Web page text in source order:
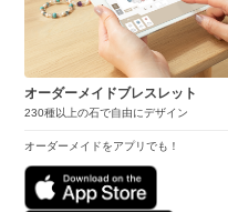
オーダーメイドブレスレット
230種以上の石で自由にデザイン
オーダーメイドをアプリでも！